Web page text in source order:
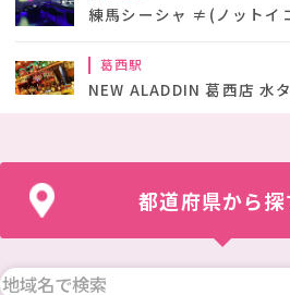
練馬シーシャ ≠(ノットイ
葛西駅
NEW ALADDIN 葛西店 水
都道府県から探